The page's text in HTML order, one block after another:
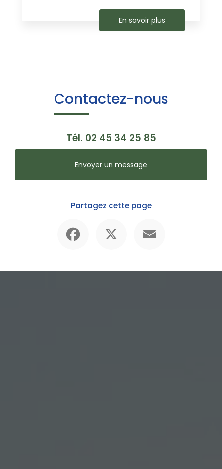
En savoir plus
Contactez-nous
Tél. 02 45 34 25 85
Envoyer un message
Partagez cette page